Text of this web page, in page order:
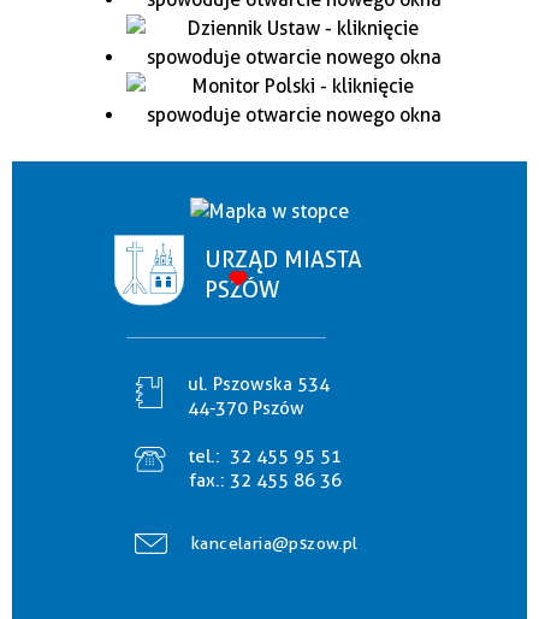
URZĄD MIASTA
PSZÓW
ul. Pszowska 534
44-370 Pszów
tel.: 32 455 95 51
fax.: 32 455 86 36
kancelaria@pszow.pl